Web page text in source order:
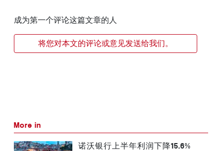
成为第一个评论这篇文章的人
将您对本文的评论或意见发送给我们。
More in
诺沃银行上半年利润下降15.6%